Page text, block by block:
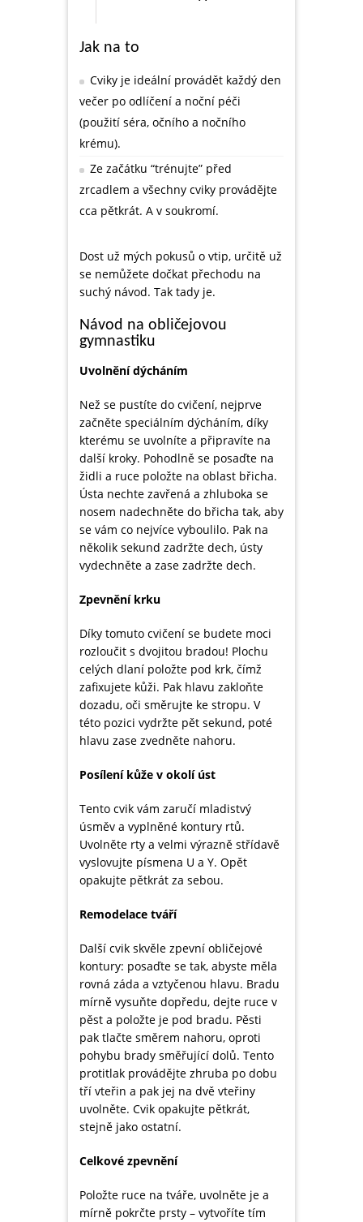
Jak na to
Cviky je ideální provádět každý den
večer po odlíčení a noční péči
(použití séra, očního a nočního
krému).
Ze začátku “trénujte” před
zrcadlem a všechny cviky provádějte
cca pětkrát. A v soukromí.
Dost už mých pokusů o vtip, určitě už
se nemůžete dočkat přechodu na
suchý návod. Tak tady je.
Návod na obličejovou
gymnastiku
Uvolnění dýcháním
Než se pustíte do cvičení, nejprve
začněte speciálním dýcháním, díky
kterému se uvolníte a připravíte na
další kroky. Pohodlně se posaďte na
židli a ruce položte na oblast břicha.
Ústa nechte zavřená a zhluboka se
nosem nadechněte do břicha tak, aby
se vám co nejvíce vyboulilo. Pak na
několik sekund zadržte dech, ústy
vydechněte a zase zadržte dech.
Zpevnění krku
Díky tomuto cvičení se budete moci
rozloučit s dvojitou bradou! Plochu
celých dlaní položte pod krk, čímž
zafixujete kůži. Pak hlavu zakloňte
dozadu, oči směrujte ke stropu. V
této pozici vydržte pět sekund, poté
hlavu zase zvedněte nahoru.
Posílení kůže v okolí úst
Tento cvik vám zaručí mladistvý
úsměv a vyplněné kontury rtů.
Uvolněte rty a velmi výrazně střídavě
vyslovujte písmena U a Y. Opět
opakujte pětkrát za sebou.
Remodelace tváří
Další cvik skvěle zpevní obličejové
kontury: posaďte se tak, abyste měla
rovná záda a vztyčenou hlavu. Bradu
mírně vysuňte dopředu, dejte ruce v
pěst a položte je pod bradu. Pěsti
pak tlačte směrem nahoru, oproti
pohybu brady směřující dolů. Tento
protitlak provádějte zhruba po dobu
tří vteřin a pak jej na dvě vteřiny
uvolněte. Cvik opakujte pětkrát,
stejně jako ostatní.
Celkové zpevnění
Položte ruce na tváře, uvolněte je a
mírně pokrčte prsty – vytvoříte tím